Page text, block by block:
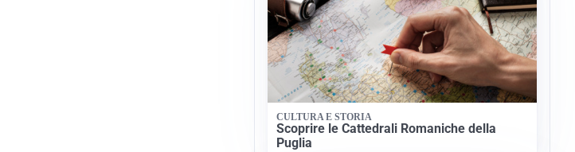
CULTURA E STORIA
Scoprire le Cattedrali Romaniche della
Puglia